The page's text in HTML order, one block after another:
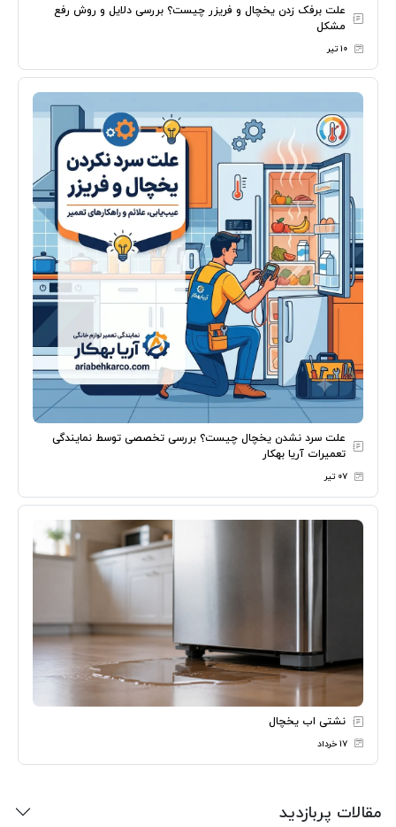
علت برفک زدن یخچال و فریزر چیست؟ بررسی دلایل و روش رفع
مشکل
۱۰ تیر
علت سرد نشدن یخچال چیست؟ بررسی تخصصی توسط نمایندگی
تعمیرات آریا بهکار
۰۷ تیر
نشتی اب یخچال
۱۷ خرداد
مقالات پربازدید